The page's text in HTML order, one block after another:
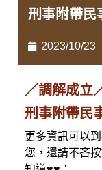
刑事附帶民
2023/10/23
／調解成立
刑事附帶民
更多資訊可以
您，還請不吝